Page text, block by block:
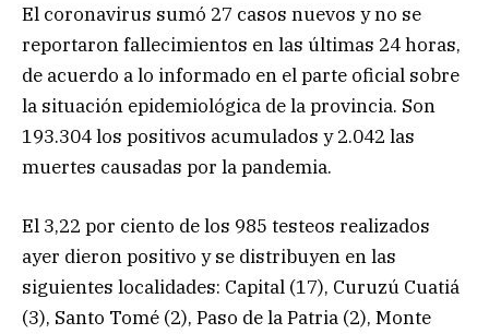
El coronavirus sumó 27 casos nuevos y no se
reportaron fallecimientos en las últimas 24 horas,
de acuerdo a lo informado en el parte oficial sobre
la situación epidemiológica de la provincia. Son
193.304 los positivos acumulados y 2.042 las
muertes causadas por la pandemia.
El 3,22 por ciento de los 985 testeos realizados
ayer dieron positivo y se distribuyen en las
siguientes localidades: Capital (17), Curuzú Cuatiá
(3), Santo Tomé (2), Paso de la Patria (2), Monte